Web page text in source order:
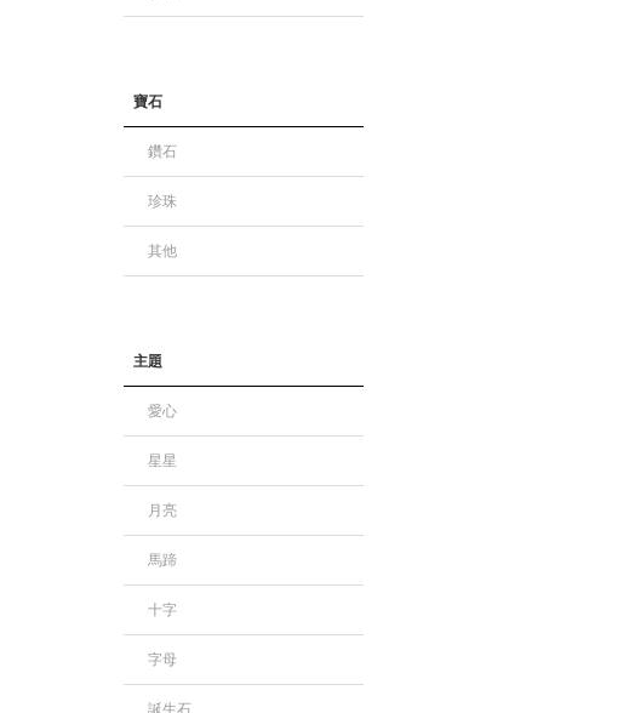
寶石
鑽石
珍珠
其他
主題
愛心
星星
月亮
馬蹄
十字
字母
誕生石